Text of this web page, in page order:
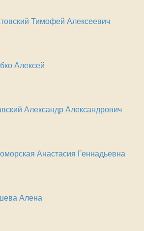
Тимофей Алексеевич
Алексей
Александр Александрович
Анастасия Геннадьевна
Алена